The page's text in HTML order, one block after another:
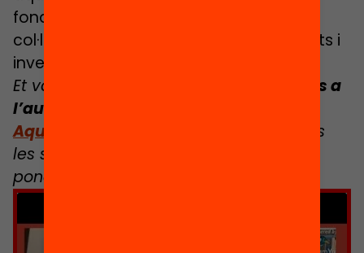
fonamental serà construir un relació de
col·laboració bidireccional entre docents i
investigadors.
Et vas perdre la jornada
‘Les evidències a
l’aula: una educació amb fonament’
Aquí pots recuperar
els vídeos de totes
les sessions i les presentacions dels
ponents.